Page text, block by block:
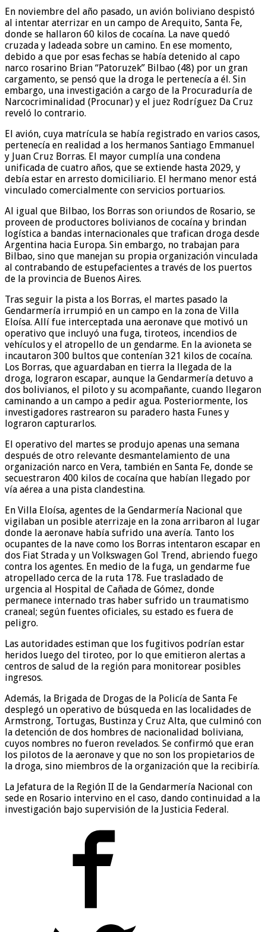
En noviembre del año pasado, un avión boliviano despistó
al intentar aterrizar en un campo de Arequito, Santa Fe,
donde se hallaron 60 kilos de cocaína. La nave quedó
cruzada y ladeada sobre un camino. En ese momento,
debido a que por esas fechas se había detenido al capo
narco rosarino Brian “Patoruzek” Bilbao (48) por un gran
cargamento, se pensó que la droga le pertenecía a él. Sin
embargo, una investigación a cargo de la Procuraduría de
Narcocriminalidad (Procunar) y el juez Rodríguez Da Cruz
reveló lo contrario.
El avión, cuya matrícula se había registrado en varios casos,
pertenecía en realidad a los hermanos Santiago Emmanuel
y Juan Cruz Borras. El mayor cumplía una condena
unificada de cuatro años, que se extiende hasta 2029, y
debía estar en arresto domiciliario. El hermano menor está
vinculado comercialmente con servicios portuarios.
Al igual que Bilbao, los Borras son oriundos de Rosario, se
proveen de productores bolivianos de cocaína y brindan
logística a bandas internacionales que trafican droga desde
Argentina hacia Europa. Sin embargo, no trabajan para
Bilbao, sino que manejan su propia organización vinculada
al contrabando de estupefacientes a través de los puertos
de la provincia de Buenos Aires.
Tras seguir la pista a los Borras, el martes pasado la
Gendarmería irrumpió en un campo en la zona de Villa
Eloísa. Allí fue interceptada una aeronave que motivó un
operativo que incluyó una fuga, tiroteos, incendios de
vehículos y el atropello de un gendarme. En la avioneta se
incautaron 300 bultos que contenían 321 kilos de cocaína.
Los Borras, que aguardaban en tierra la llegada de la
droga, lograron escapar, aunque la Gendarmería detuvo a
dos bolivianos, el piloto y su acompañante, cuando llegaron
caminando a un campo a pedir agua. Posteriormente, los
investigadores rastrearon su paradero hasta Funes y
lograron capturarlos.
El operativo del martes se produjo apenas una semana
después de otro relevante desmantelamiento de una
organización narco en Vera, también en Santa Fe, donde se
secuestraron 400 kilos de cocaína que habían llegado por
vía aérea a una pista clandestina.
En Villa Eloísa, agentes de la Gendarmería Nacional que
vigilaban un posible aterrizaje en la zona arribaron al lugar
donde la aeronave había sufrido una avería. Tanto los
ocupantes de la nave como los Borras intentaron escapar en
dos Fiat Strada y un Volkswagen Gol Trend, abriendo fuego
contra los agentes. En medio de la fuga, un gendarme fue
atropellado cerca de la ruta 178. Fue trasladado de
urgencia al Hospital de Cañada de Gómez, donde
permanece internado tras haber sufrido un traumatismo
craneal; según fuentes oficiales, su estado es fuera de
peligro.
Las autoridades estiman que los fugitivos podrían estar
heridos luego del tiroteo, por lo que emitieron alertas a
centros de salud de la región para monitorear posibles
ingresos.
Además, la Brigada de Drogas de la Policía de Santa Fe
desplegó un operativo de búsqueda en las localidades de
Armstrong, Tortugas, Bustinza y Cruz Alta, que culminó con
la detención de dos hombres de nacionalidad boliviana,
cuyos nombres no fueron revelados. Se confirmó que eran
los pilotos de la aeronave y que no son los propietarios de
la droga, sino miembros de la organización que la recibiría.
La Jefatura de la Región II de la Gendarmería Nacional con
sede en Rosario intervino en el caso, dando continuidad a la
investigación bajo supervisión de la Justicia Federal.